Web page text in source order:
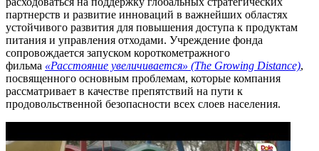
партнерств и развитие инноваций в важнейших областях
устойчивого развития для повышения доступа к продуктам
питания и управления отходами. Учреждение фонда
сопровождается запуском короткометражного
фильма «Расстояние увеличивается» (The Growing Distance),
посвященного основным проблемам, которые компания
рассматривает в качестве препятствий на пути к
продовольственной безопасности всех слоев населения.